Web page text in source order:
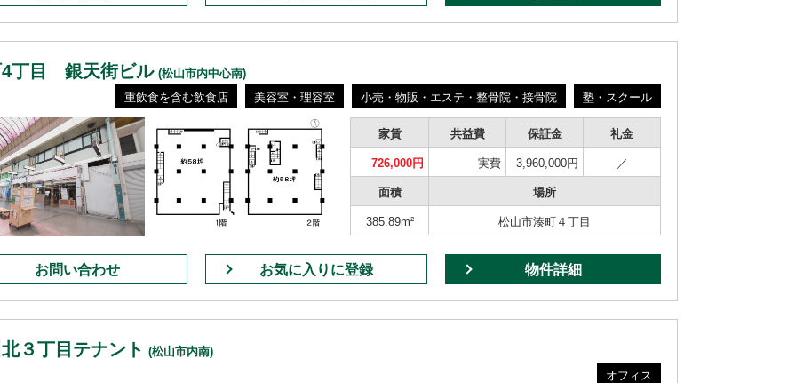
4丁目 銀天街ビル (松山市内中心南)
重飲食を含む飲食店
美容室・理容室 小売・物販・エステ・整骨院・接骨院 塾・スクール
家賃 共益費 保証金 礼金
726,000円 実費 3,960,000円 ／
面積 場所
385.89m² 松山市湊町４丁目
お問い合わせ お気に入りに登録 物件詳細
３丁目テナント (松山市内南)
オフィス